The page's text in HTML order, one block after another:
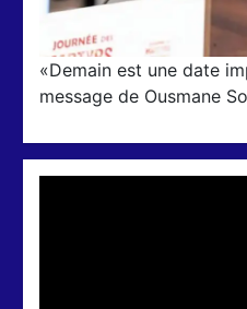
«Demain est une date
message de Ousmane